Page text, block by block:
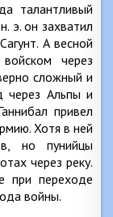
талантливый
э. он захватил
А весной
через
сложный и
через Альпы и
привел
Хотя в ней
но пунийцы
через реку.
при переходе
войны.